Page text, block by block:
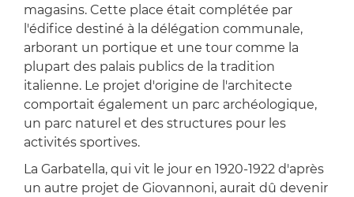
magasins. Cette place était complétée par
l'édifice destiné à la délégation communale,
arborant un portique et une tour comme la
plupart des palais publics de la tradition
italienne. Le projet d'origine de l'architecte
comportait également un parc archéologique,
un parc naturel et des structures pour les
activités sportives.
La Garbatella, qui vit le jour en 1920-1922 d'après
un autre projet de Giovannoni, aurait dû devenir